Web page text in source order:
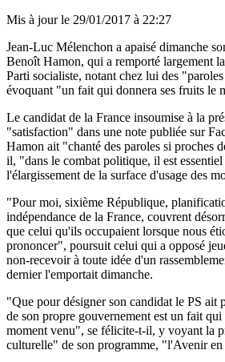
Mis à jour le 29/01/2017 à 22:27
Jean-Luc Mélenchon a apaisé dimanche
Benoît Hamon, qui a remporté largement
Parti socialiste, notant chez lui des
évoquant "un fait qui donnera ses fruits le
Le candidat de la France insoumise à la
"satisfaction" dans une note publiée sur
Hamon ait "chanté des paroles si proches
il, "dans le combat politique, il est
l'élargissement de la surface d'usage des
"Pour moi, sixième République,
indépendance de la France, couvrent
que celui qu'ils occupaient lorsque nous
prononcer", poursuit celui qui a opposé
non-recevoir à toute idée d'un
dernier l'emportait dimanche.
"Que pour désigner son candidat le PS ait
de son propre gouvernement est un fait
moment venu", se félicite-t-il, y voyant la
culturelle" de son programme, "l'Avenir